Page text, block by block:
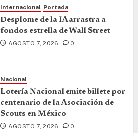
Internacional Portada
Desplome de la IA arrastra a
fondos estrella de Wall Street
AGOSTO 7, 2026 0
Nacional
Lotería Nacional emite billete por
centenario de la Asociación de
Scouts en México
AGOSTO 7, 2026 0